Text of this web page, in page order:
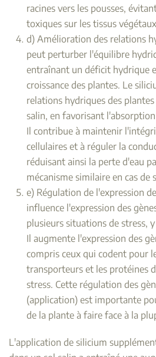
racines vers les pousses,
toxiques sur les tissus
d) Amélioration des relations
peut perturber l'équilibre
entraînant un déficit hydrique
croissance des plantes. Le
relations hydriques des
salin, en favorisant
Il contribue à maintenir
cellulaires et à réguler la
réduisant ainsi la perte d'eau
mécanisme similaire en cas de
e) Régulation de l'expression
influence l'expression des
plusieurs situations de stress,
Il augmente l'expression des
compris ceux qui codent pour
transporteurs et les protéines
stress. Cette régulation des
(application) est importante
de la plante à faire face à la
L'application de silicium